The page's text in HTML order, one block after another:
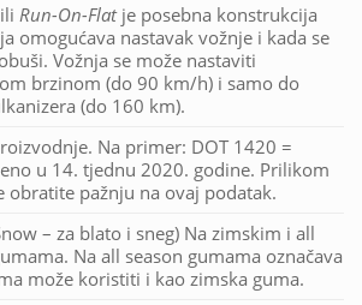
Run-On-Flatje posebna konstrukcija
omogućava nastavak vožnje i kada se
Vožnja se može nastaviti
brzinom (do 90 km/h) i samo do
(do 160 km).
Na primer: DOT 1420 =
u 14. tjednu 2020. godine. Prilikom
obratite pažnju na ovaj podatak.
– za blato i sneg) Na zimskim i all
Na all season gumama označava
može koristiti i kao zimska guma.